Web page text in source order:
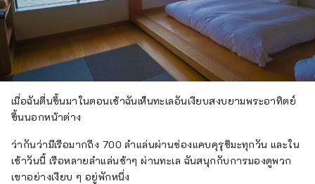
เมื่อฉันตื่นขึ้นมาในตอนเช้าฉันเห็นทะเลอันเงียบสงบยามพระอาทิตย์
ขึ้นนอกหน้าต่าง
ว่ากันว่ามีเรือมากถึง 700 ลำแล่นผ่านช่องแคบคุรุชิมะทุกวัน และใน
เช้าวันนี้ เรือหลายลำแล่นช้าๆ ผ่านทะเล ฉันสนุกกับการมองดูพวก
เขาอย่างเงียบ ๆ อยู่พักหนึ่ง